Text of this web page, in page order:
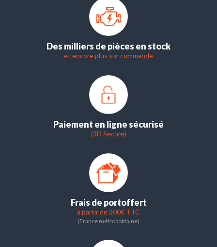
Des milliers de pièces en stock
et encore plus sur commande
Paiement en ligne sécurisé
(3D Secure)
Frais de portoffert
à partir de 300€ TTC
(France métropolitaine)